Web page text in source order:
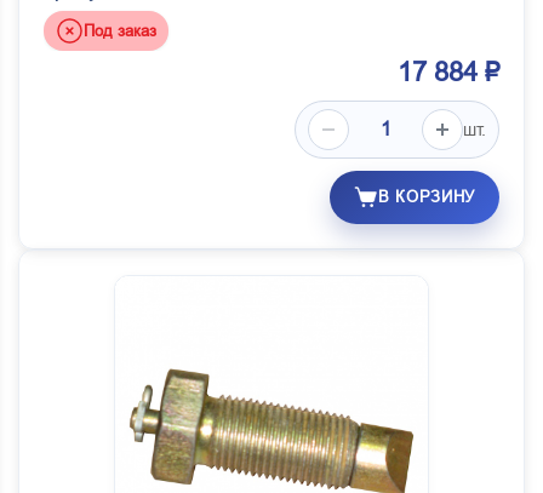
Под заказ
17 884 ₽
шт.
В КОРЗИНУ